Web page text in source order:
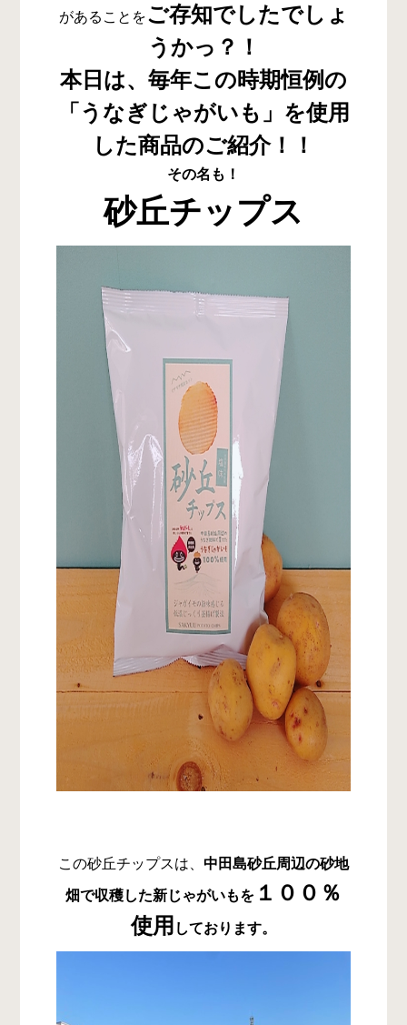
があることをご存知でしたでしょ
うかっ？！
本日は、毎年この時期恒例の
「うなぎじゃがいも」を使用
した商品のご紹介！！
その名も！
砂丘チップス
この砂丘チップスは、 中田島砂丘周辺の砂地
畑で収穫した新じゃがいもを １００％
使用 しております。